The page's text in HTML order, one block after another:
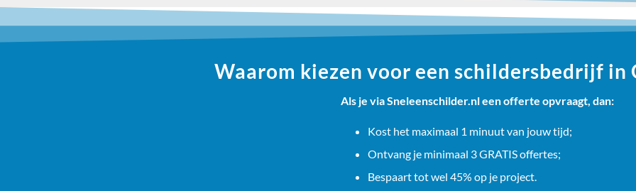
Waarom kiezen voor een schildersbedrijf in
Als je via Sneleenschilder.nl een offerte opvraagt, dan:
Kost het maximaal 1 minuut van jouw tijd;
Ontvang je minimaal 3 GRATIS offertes;
Bespaart tot wel 45% op je project.